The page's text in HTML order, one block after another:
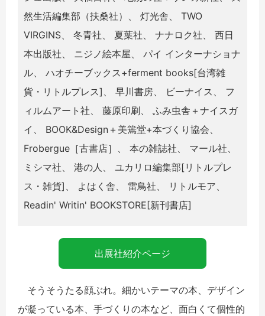
然生活編集部（扶桑社）、 灯光舎、 TWO
VIRGINS、 冬青社、 夏葉社、 ナナロク社、 西日
本出版社、 ニジノ絵本屋、 パイ インターナショナ
ル、 ハオチーブックス+ferment books[台湾雑
貨・リトルプレス]、 早川書房、 ビーナイス、 フ
ィルムアート社、 藤原印刷、 ふみ虫舎＋ナイスガ
イ、 BOOK&Design＋美篶堂+本づくり協会、
Frobergue［古書店］、 本の雑誌社、 マール社、
ミシマ社、 港の人、 ユカリロ編集部[リトルプレ
ス・雑貨]、 よはく舎、 雷鳥社、 リトルモア、
Readin' Writin' BOOKSTORE[新刊書店]
出展社紹介ページ
そうそうたる顔ぶれ。細かいテーマの本、デザイン
が凝っている本、手づくりの本など、面白くて個性的